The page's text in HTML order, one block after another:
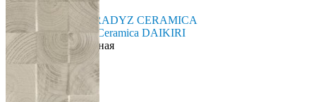
Польша
Производитель
PARADYZ CERAMICA
Коллекция
Paradyz Ceramica DAIKIRI
Тип плитки
Настенная
Размеры
Размеры25х75 см
9 мм
Ширина
25 см